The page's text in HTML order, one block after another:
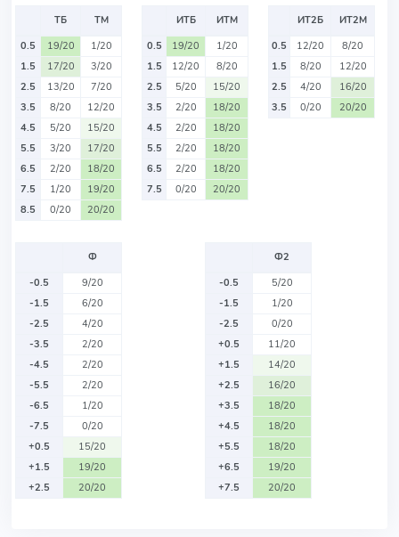
ТБ
ТМ
0.5
19/20
1/20
1.5
17/20
3/20
2.5
13/20
7/20
3.5
8/20
12/20
4.5
5/20
15/20
5.5
3/20
17/20
6.5
2/20
18/20
7.5
1/20
19/20
8.5
0/20 20/20
ИТБ
ИТМ
0.5
19/20
1/20
1.5
12/20
8/20
2.5
5/20
15/20
3.5
2/20
18/20
4.5
2/20
18/20
5.5
2/20
18/20
6.5
2/20
18/20
7.5
0/20 20/20
ИТ2Б
ИТ2М
0.5
12/20
8/20
1.5
8/20
12/20
2.5
4/20
16/20
3.5
0/20 20/20
Ф
-0.5
9/20
-1.5
6/20
-2.5
4/20
-3.5
2/20
-4.5
2/20
-5.5
2/20
-6.5
1/20
-7.5
0/20
+0.5
15/20
+1.5
19/20
+2.5
20/20
Ф2
-0.5
5/20
-1.5
1/20
-2.5
0/20
+0.5
11/20
+1.5
14/20
+2.5
16/20
+3.5
18/20
+4.5
18/20
+5.5
18/20
+6.5
19/20
+7.5
20/20